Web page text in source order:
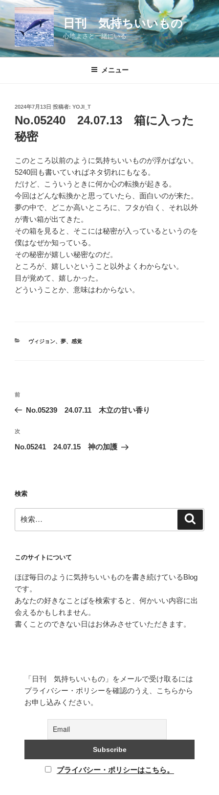
コ
ン
テ
ツ
日刊 気持ちいいもの
心地よさと一緒にいる
メニュー
投
稿
日:
2024年7月13日 投稿者: YOJI_T
No.05240 24.07.13 箱に入った
秘密
このところ以前のように気持ちいいものが浮かばない。
5240回も書いていればネタ切れにもなる。
だけど、こういうときに何か心の転換が起きる。
今回はどんな転換かと思っていたら、面白いのが来た。
夢の中で、どこか高いところに、フタが白く、それ以外
が青い箱が出てきた。
その箱を見ると、そこには秘密が入っているというのを
僕はなぜか知っている。
その秘密が嬉しい秘密なのだ。
ところが、嬉しいということ以外よくわからない。
目が覚めて、嬉しかった。
どういうことか、意味はわからない。
カ
ヴィジョン、 夢、 感覚
投
ビ
ゲ
ン
前
の
稿
前
No.05239 24.07.11 木立の甘い香り
次
の
次
No.05241 24.07.15 神の加護
検索
索:
このサイトについて
ほぼ毎日のように気持ちいいものを書き続けているBlog
です。
あなたの好きなことばを検索すると、何かいい内容に出
会えるかもしれません。
書くことのできない日はお休みさせていただきます。
「日刊 気持ちいいもの」をメールで受け取るには
プライバシー・ポリシーを確認のうえ、こちらから
お申し込みください。
プライバシー・ポリシーはこちら。